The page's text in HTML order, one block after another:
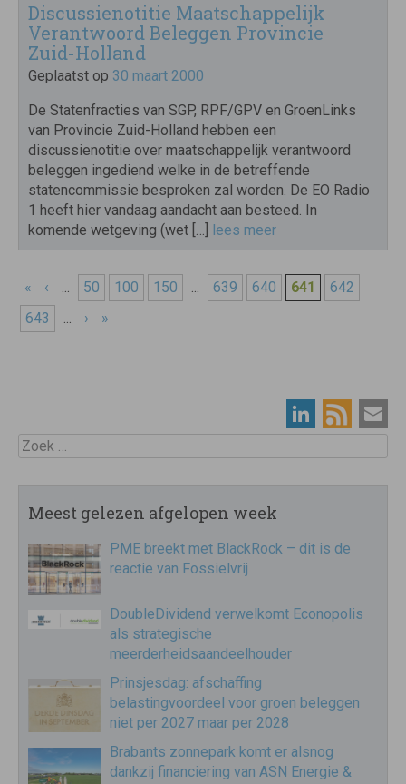
Discussienotitie Maatschappelijk
Verantwoord Beleggen Provincie
Zuid-Holland
Geplaatst op 30 maart 2000
De Statenfracties van SGP, RPF/GPV en GroenLinks
van Provincie Zuid-Holland hebben een
discussienotitie over maatschappelijk verantwoord
beleggen ingediend welke in de betreffende
statencommissie besproken zal worden. De EO Radio
1 heeft hier vandaag aandacht aan besteed. In
komende wetgeving (wet […] lees meer
« ‹ ... 50 100 150 ... 639 640 641
642
643
... › »
Zoek
Meest gelezen afgelopen week
PME breekt met BlackRock – dit is de
reactie van Fossielvrij
DoubleDividend verwelkomt Econopolis
als strategische
meerderheidsaandeelhouder
Prinsjesdag: afschaffing
belastingvoordeel voor groen beleggen
niet per 2027 maar per 2028
Brabants zonnepark komt er alsnog
dankzij financiering van ASN Energie &